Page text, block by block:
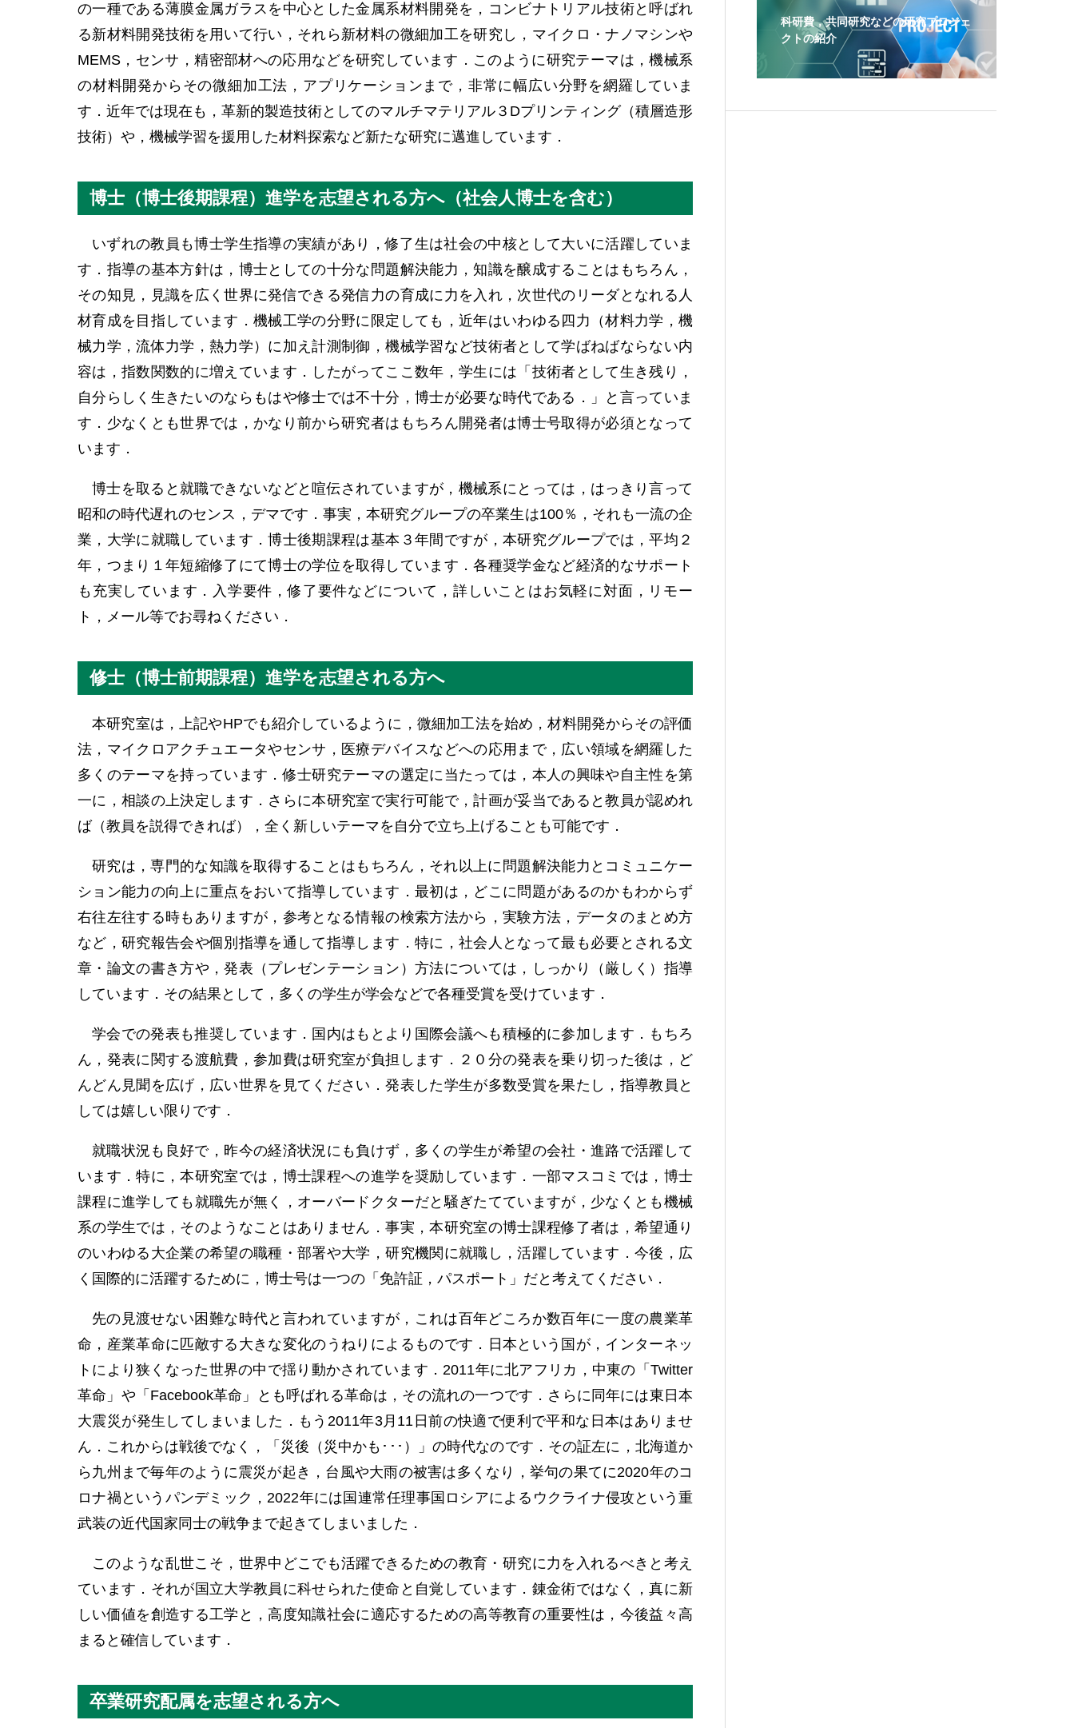
の一種である薄膜金属ガラスを中心とした金属系材料開発を，コンビナトリアル技術と呼ばれ
る新材料開発技術を用いて行い，それら新材料の微細加工を研究し，マイクロ・ナノマシンや
MEMS，センサ，精密部材への応用などを研究しています．このように研究テーマは，機械系
の材料開発からその微細加工法，アプリケーションまで，非常に幅広い分野を網羅していま
す．近年では現在も，革新的製造技術としてのマルチマテリアル３Dプリンティング（積層造形
技術）や，機械学習を援用した材料探索など新たな研究に邁進しています．
博士（博士後期課程）進学を志望される方へ（社会人博士を含む）
いずれの教員も博士学生指導の実績があり，修了生は社会の中核として大いに活躍していま
す．指導の基本方針は，博士としての十分な問題解決能力，知識を醸成することはもちろん，
その知見，見識を広く世界に発信できる発信力の育成に力を入れ，次世代のリーダとなれる人
材育成を目指しています．機械工学の分野に限定しても，近年はいわゆる四力（材料力学，機
械力学，流体力学，熱力学）に加え計測制御，機械学習など技術者として学ばねばならない内
容は，指数関数的に増えています．したがってここ数年，学生には「技術者として生き残り，
自分らしく生きたいのならもはや修士では不十分，博士が必要な時代である．」と言っていま
す．少なくとも世界では，かなり前から研究者はもちろん開発者は博士号取得が必須となって
います．
博士を取ると就職できないなどと喧伝されていますが，機械系にとっては，はっきり言って
昭和の時代遅れのセンス，デマです．事実，本研究グループの卒業生は100％，それも一流の企
業，大学に就職しています．博士後期課程は基本３年間ですが，本研究グループでは，平均２
年，つまり１年短縮修了にて博士の学位を取得しています．各種奨学金など経済的なサポート
も充実しています．入学要件，修了要件などについて，詳しいことはお気軽に対面，リモー
ト，メール等でお尋ねください．
修士（博士前期課程）進学を志望される方へ
本研究室は，上記やHPでも紹介しているように，微細加工法を始め，材料開発からその評価
法，マイクロアクチュエータやセンサ，医療デバイスなどへの応用まで，広い領域を網羅した
多くのテーマを持っています．修士研究テーマの選定に当たっては，本人の興味や自主性を第
一に，相談の上決定します．さらに本研究室で実行可能で，計画が妥当であると教員が認めれ
ば（教員を説得できれば），全く新しいテーマを自分で立ち上げることも可能です．
研究は，専門的な知識を取得することはもちろん，それ以上に問題解決能力とコミュニケー
ション能力の向上に重点をおいて指導しています．最初は，どこに問題があるのかもわからず
右往左往する時もありますが，参考となる情報の検索方法から，実験方法，データのまとめ方
など，研究報告会や個別指導を通して指導します．特に，社会人となって最も必要とされる文
章・論文の書き方や，発表（プレゼンテーション）方法については，しっかり（厳しく）指導
しています．その結果として，多くの学生が学会などで各種受賞を受けています．
学会での発表も推奨しています．国内はもとより国際会議へも積極的に参加します．もちろ
ん，発表に関する渡航費，参加費は研究室が負担します．２０分の発表を乗り切った後は，ど
んどん見聞を広げ，広い世界を見てください．発表した学生が多数受賞を果たし，指導教員と
しては嬉しい限りです．
就職状況も良好で，昨今の経済状況にも負けず，多くの学生が希望の会社・進路で活躍して
います．特に，本研究室では，博士課程への進学を奨励しています．一部マスコミでは，博士
課程に進学しても就職先が無く，オーバードクターだと騒ぎたてていますが，少なくとも機械
系の学生では，そのようなことはありません．事実，本研究室の博士課程修了者は，希望通り
のいわゆる大企業の希望の職種・部署や大学，研究機関に就職し，活躍しています．今後，広
く国際的に活躍するために，博士号は一つの「免許証，パスポート」だと考えてください．
先の見渡せない困難な時代と言われていますが，これは百年どころか数百年に一度の農業革
命，産業革命に匹敵する大きな変化のうねりによるものです．日本という国が，インターネッ
トにより狭くなった世界の中で揺り動かされています．2011年に北アフリカ，中東の「Twitter
革命」や「Facebook革命」とも呼ばれる革命は，その流れの一つです．さらに同年には東日本
大震災が発生してしまいました．もう2011年3月11日前の快適で便利で平和な日本はありませ
ん．これからは戦後でなく，「災後（災中かも･･･）」の時代なのです．その証左に，北海道か
ら九州まで毎年のように震災が起き，台風や大雨の被害は多くなり，挙句の果てに2020年のコ
ロナ禍というパンデミック，2022年には国連常任理事国ロシアによるウクライナ侵攻という重
武装の近代国家同士の戦争まで起きてしまいました．
このような乱世こそ，世界中どこでも活躍できるための教育・研究に力を入れるべきと考え
ています．それが国立大学教員に科せられた使命と自覚しています．錬金術ではなく，真に新
しい価値を創造する工学と，高度知識社会に適応するための高等教育の重要性は，今後益々高
まると確信しています．
卒業研究配属を志望される方へ
科研費，共同研究などの研究プロジェ
クトの紹介